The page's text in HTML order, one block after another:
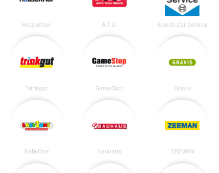
Holzleitner A.T.U. Bosch Car service
Trinkgut GameStop Gravis
BabyOne Bauhaus ZEEMAN